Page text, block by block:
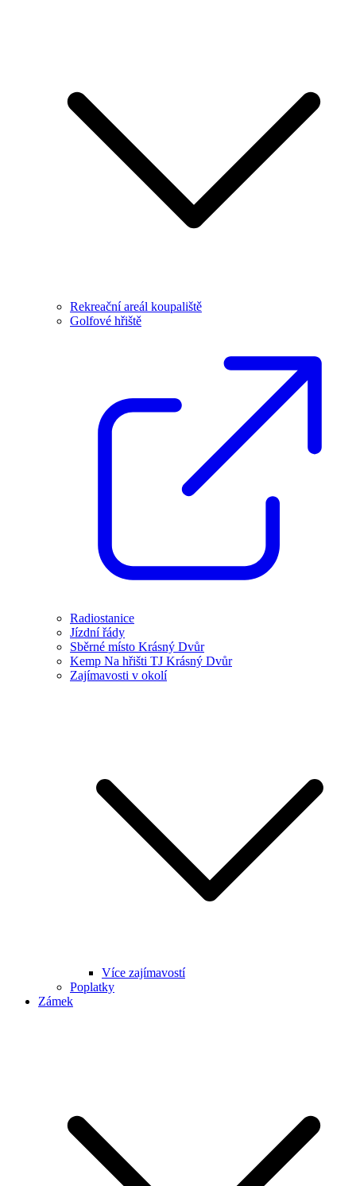
Rekreační areál koupaliště
Golfové hřiště
Radiostanice
Jízdní řády
Sběrné místo Krásný Dvůr
Kemp Na hřišti TJ Krásný Dvůr
Zajímavosti v okolí
Více zajímavostí
Poplatky
Zámek